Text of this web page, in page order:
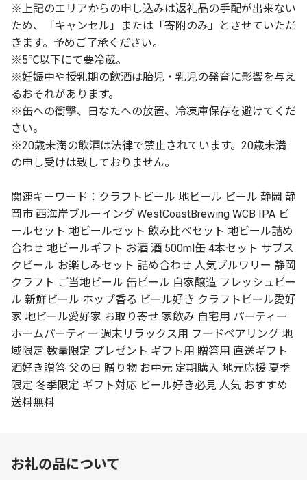
※上記のエリアからの申し込みは返礼品の手配が出来ない
ため、「キャンセル」または「寄附のみ」とさせていただ
きます。予めご了承ください。
※5℃以下にて要冷蔵。
※妊娠中や授乳期の飲酒は胎児・乳児の発育に影響を与え
るおそれがあります。
※缶への衝撃、日なたへの放置、冷凍庫保存を避けてくだ
さい。
※20歳未満の飲酒は法律で禁止されています。20歳未満
の申し受けは致しておりません。
関連キーワード：クラフトビール 地ビール ビール 静岡 静
岡市 西海岸ブルーイング WestCoastBrewing WCB IPA ビ
ールセット 地ビールセット 飲み比べセット 地ビール詰め
合わせ 地ビールギフト お酒 酒 500ml缶 4本セット サブス
クビール お楽しみセット 詰め合わせ 人気ブルワリー 静岡
クラフト ご当地ビール 缶ビール 自家醸造 フレッシュビー
ル 新鮮ビール ホップ香る ビール好き クラフトビール愛好
家 地ビール愛好家 お取り寄せ 家飲み 自宅用 パーティー
ホームパーティー 週末リラックス用 フードペアリング 地
域限定 数量限定 プレゼント ギフト用 贈答用 直送ギフト
酒好き贈答 父の日 贈り物 お中元 定期購入 地元応援 夏季
限定 冬季限定 ギフト対応 ビール好き必見 人気 おすすめ
送料無料
お礼の品について